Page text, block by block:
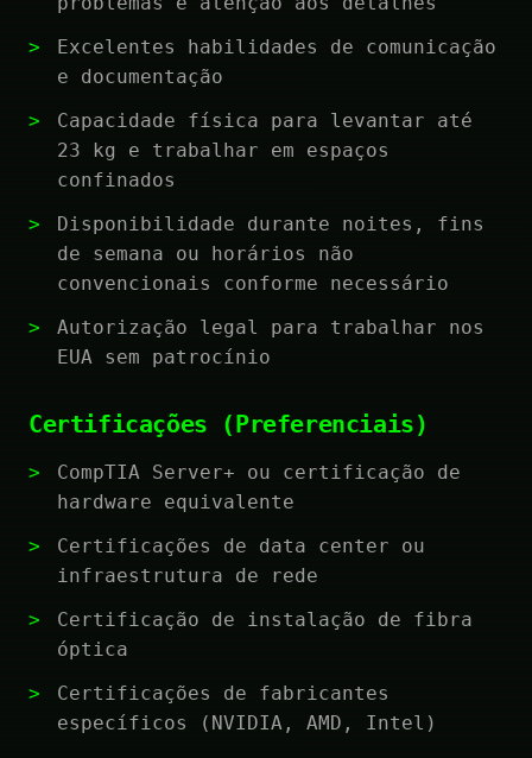
Excelentes habilidades de comunicação
e documentação
Capacidade física para levantar até
23 kg e trabalhar em espaços
confinados
Disponibilidade durante noites, fins
de semana ou horários não
convencionais conforme necessário
Autorização legal para trabalhar nos
EUA sem patrocínio
Certificações (Preferenciais)
CompTIA Server+ ou certificação de
hardware equivalente
Certificações de data center ou
infraestrutura de rede
Certificação de instalação de fibra
óptica
Certificações de fabricantes
específicos (NVIDIA, AMD, Intel)